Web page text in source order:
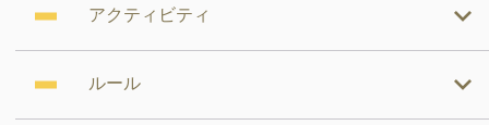
アクティビティ
ルール